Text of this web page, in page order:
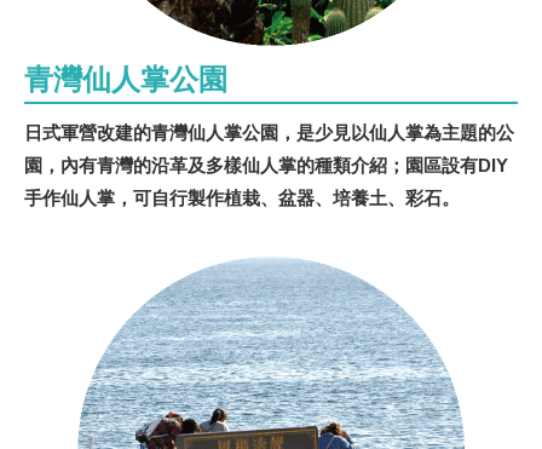
青灣仙人掌公園
日式軍營改建的青灣仙人掌公園，是少見以仙人掌為主題的公
園，內有青灣的沿革及多樣仙人掌的種類介紹；園區設有DIY
手作仙人掌，可自行製作植栽、盆器、培養土、彩石。